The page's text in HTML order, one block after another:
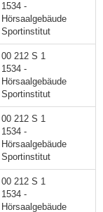
1534 -
Hörsaalgebäude
Sportinstitut
00 212 S 1
1534 -
Hörsaalgebäude
Sportinstitut
00 212 S 1
1534 -
Hörsaalgebäude
Sportinstitut
00 212 S 1
1534 -
Hörsaalgebäude